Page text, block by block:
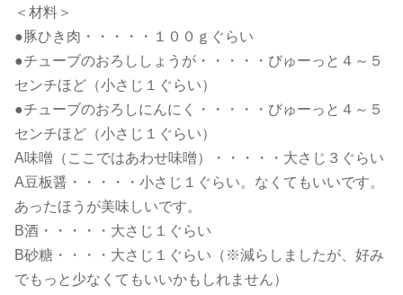
＜材料＞
●豚ひき肉・・・・・１００ｇぐらい
●チューブのおろししょうが・・・・・びゅーっと４～５
センチほど（小さじ１ぐらい）
●チューブのおろしにんにく・・・・・びゅーっと４～５
センチほど（小さじ１ぐらい）
A味噌（ここではあわせ味噌）・・・・・大さじ３ぐらい
A豆板醤・・・・・小さじ１ぐらい。なくてもいいです。
あったほうが美味しいです。
B酒・・・・・大さじ１ぐらい
B砂糖・・・・大さじ１ぐらい（※減らしましたが、好み
でもっと少なくてもいいかもしれません）